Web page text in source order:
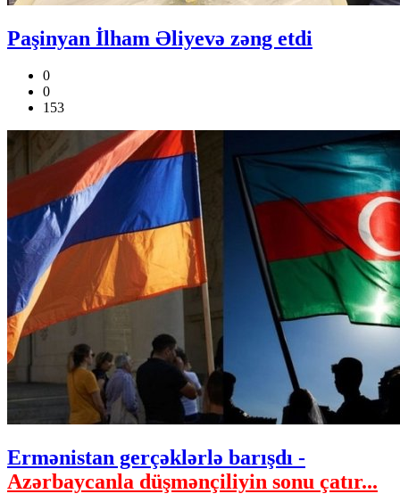
Paşinyan İlham Əliyevə zəng etdi
0
0
153
Ermənistan gerçəklərlə barışdı -
Azərbaycanla düşmənçiliyin sonu çatır...